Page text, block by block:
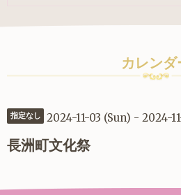
カレンダ
指定なし 2024-11-03 (Sun) - 2024-
長洲町文化祭